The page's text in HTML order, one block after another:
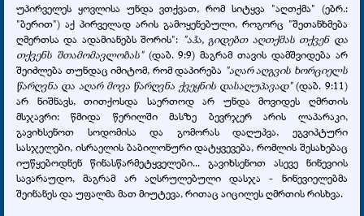
უპირველეს ყოვლისა უნდა ვთქვათ, რომ სიტყვა "აღთქმა" (ებრ.:
"ბერით") აქ პირველად არის გამოყენებული, როგორც "შეთანხმება
ღმერთსა და ადამიანებს შორის": "აჰა, გიდებთ აღთქმას თქვენ და
თქვენს შთამომავლობას" (დაბ. 9:9) მაგრამ თავის დამშვიდება არ
შეიძლება თუნდაც იმიტომ, რომ დაპირება "აღარ აღგვის ხორციელს
წარღვნა და აღარ მოვა წარღვნა ქვეყნის დასაღუპავად"(დაბ. 9:11)
არ ნიშნავს, თითქოსდა საერთოდ არ უნდა მოვიდეს ღმრთის
მსჯავრი: წმიდა წერილში მასზე ბევრჯერ არის ლაპარაკი,
გავიხსენოთ სოდომისა და გომორას დაღუპვა, ეგვიპტური
სასჯელები, ისრაელის ბაბილონური დატყვევება, რომლის შესახებაც
იუწყებოდნენ წინასწარმეტყველები... გავიხსენოთ ასევე ნინევიის
სავარაუდო, მაგრამ არ აღსრულებული დასჯა - ნინევიელებმა
შეინანეს და უფალმა მათ მიუტევა, რითაც აიცილეს ღმრთის რისხვა.